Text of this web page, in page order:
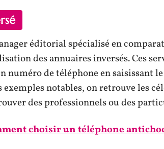
éditorial spécialisé en
des annuaires inversés. Ces
numéro de téléphone en saisissant
exemples notables, on retrouve les
des professionnels ou des
choisir un téléphone